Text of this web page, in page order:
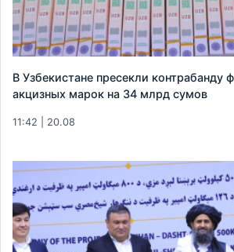
В Узбекистане пресекли контрабанду
акцизных марок на 34 млрд сумов
11:42 | 20.08